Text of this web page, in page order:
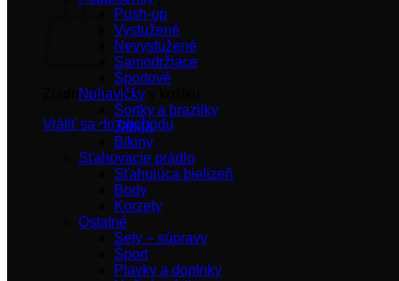
Žiadne produkty v košíku.
Vrátiť sa do obchodu
Push-up
Vystužené
Nevystužené
Samodržiace
Športové
Nohavičky
Šortky a brazilky
Tangá
Bikiny
Sťahovacie prádlo
Sťahujúca bielizeň
Body
Korzety
Ostatné
Sety – súpravy
Šport
Plavky a doplnky